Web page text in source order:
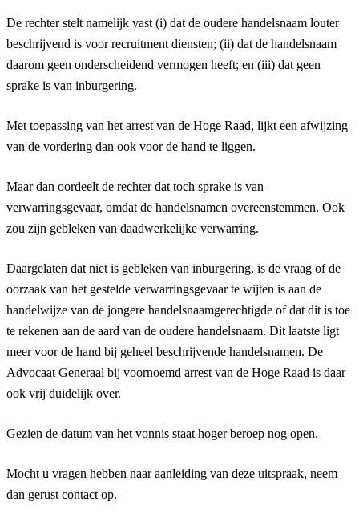
De rechter stelt namelijk vast (i) dat de oudere handelsnaam louter
beschrijvend is voor recruitment diensten; (ii) dat de handelsnaam
daarom geen onderscheidend vermogen heeft; en (iii) dat geen
sprake is van inburgering.
Met toepassing van het arrest van de Hoge Raad, lijkt een afwijzing
van de vordering dan ook voor de hand te liggen.
Maar dan oordeelt de rechter dat toch sprake is van
verwarringsgevaar, omdat de handelsnamen overeenstemmen. Ook
zou zijn gebleken van daadwerkelijke verwarring.
Daargelaten dat niet is gebleken van inburgering, is de vraag of de
oorzaak van het gestelde verwarringsgevaar te wijten is aan de
handelwijze van de jongere handelsnaamgerechtigde of dat dit is toe
te rekenen aan de aard van de oudere handelsnaam. Dit laatste ligt
meer voor de hand bij geheel beschrijvende handelsnamen. De
Advocaat Generaal bij voornoemd arrest van de Hoge Raad is daar
ook vrij duidelijk over.
Gezien de datum van het vonnis staat hoger beroep nog open.
Mocht u vragen hebben naar aanleiding van deze uitspraak, neem
dan gerust contact op.